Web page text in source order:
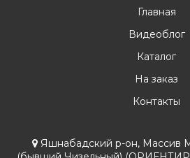
Главная
Видеоблог
Каталог
На заказ
Контакты
Яшнабадский р-он, Массив